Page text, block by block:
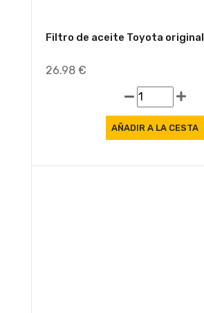
Filtro de aceite Toyota original
26.98 €